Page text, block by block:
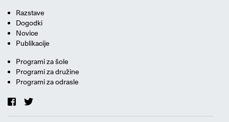
Razstave
Dogodki
Novice
Publikacije
Programi za šole
Programi za družine
Programi za odrasle